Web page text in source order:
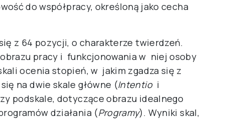
do współpracy, określoną jako cecha
z 64 pozycji, o charakterze twierdzeń.
pracy i funkcjonowania w niej osoby
ocenia stopień, w jakim zgadza się z
na dwie skale główne (Intentio i
podskale, dotyczące obrazu idealnego
działania (Programy). Wyniki skal,